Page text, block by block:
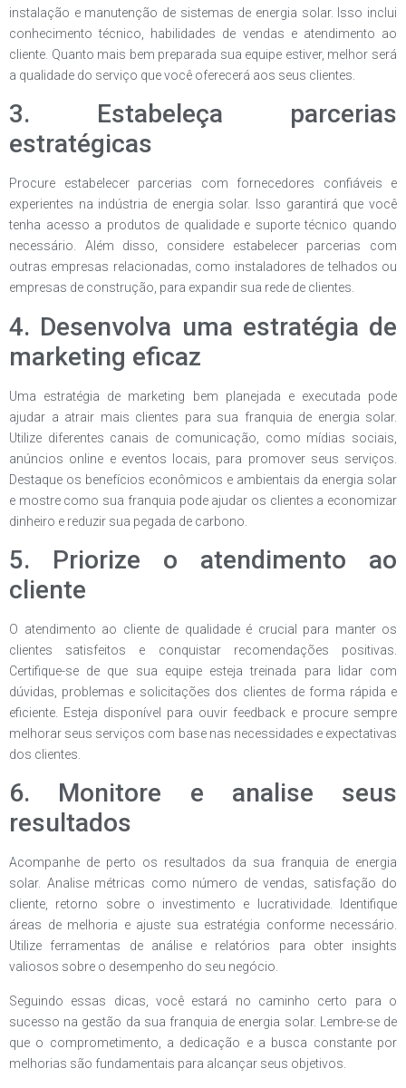
instalação e manutenção de sistemas de energia solar. Isso inclui
conhecimento técnico, habilidades de vendas e atendimento ao
cliente. Quanto mais bem preparada sua equipe estiver, melhor será
a qualidade do serviço que você oferecerá aos seus clientes.
3. Estabeleça parcerias
estratégicas
Procure estabelecer parcerias com fornecedores confiáveis e
experientes na indústria de energia solar. Isso garantirá que você
tenha acesso a produtos de qualidade e suporte técnico quando
necessário. Além disso, considere estabelecer parcerias com
outras empresas relacionadas, como instaladores de telhados ou
empresas de construção, para expandir sua rede de clientes.
4. Desenvolva uma estratégia de
marketing eficaz
Uma estratégia de marketing bem planejada e executada pode
ajudar a atrair mais clientes para sua franquia de energia solar.
Utilize diferentes canais de comunicação, como mídias sociais,
anúncios online e eventos locais, para promover seus serviços.
Destaque os benefícios econômicos e ambientais da energia solar
e mostre como sua franquia pode ajudar os clientes a economizar
dinheiro e reduzir sua pegada de carbono.
5. Priorize o atendimento ao
cliente
O atendimento ao cliente de qualidade é crucial para manter os
clientes satisfeitos e conquistar recomendações positivas.
Certifique-se de que sua equipe esteja treinada para lidar com
dúvidas, problemas e solicitações dos clientes de forma rápida e
eficiente. Esteja disponível para ouvir feedback e procure sempre
melhorar seus serviços com base nas necessidades e expectativas
dos clientes.
6. Monitore e analise seus
resultados
Acompanhe de perto os resultados da sua franquia de energia
solar. Analise métricas como número de vendas, satisfação do
cliente, retorno sobre o investimento e lucratividade. Identifique
áreas de melhoria e ajuste sua estratégia conforme necessário.
Utilize ferramentas de análise e relatórios para obter insights
valiosos sobre o desempenho do seu negócio.
Seguindo essas dicas, você estará no caminho certo para o
sucesso na gestão da sua franquia de energia solar. Lembre-se de
que o comprometimento, a dedicação e a busca constante por
melhorias são fundamentais para alcançar seus objetivos.